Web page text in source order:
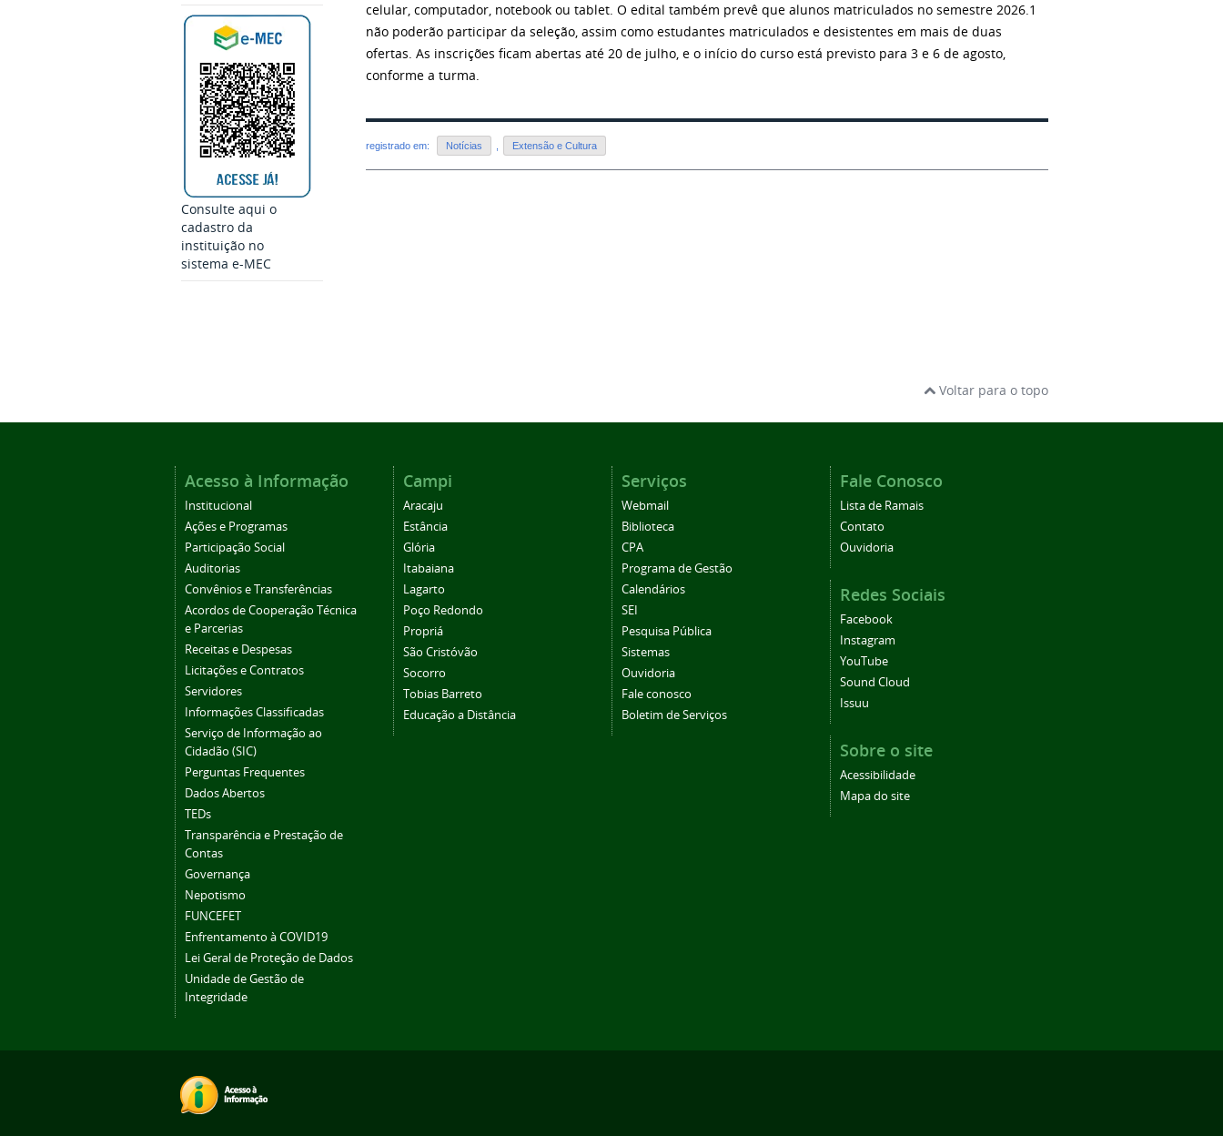
Consulte aqui o
cadastro da
instituição no
sistema e-MEC
celular, computador, notebook ou tablet. O edital também prevê que alunos matriculados no semestre 2026.1
não poderão participar da seleção, assim como estudantes matriculados e desistentes em mais de duas
ofertas. As inscrições ficam abertas até 20 de julho, e o início do curso está previsto para 3 e 6 de agosto,
conforme a turma.
registrado em: Notícias Extensão e Cultura
Voltar para o topo
Acesso à Informação
Institucional
Ações e Programas
Participação Social
Auditorias
Convênios e Transferências
Acordos de Cooperação Técnica
e Parcerias
Receitas e Despesas
Licitações e Contratos
Servidores
Informações Classificadas
Serviço de Informação ao
Cidadão (SIC)
Perguntas Frequentes
Dados Abertos
TEDs
Transparência e Prestação de
Contas
Governança
Nepotismo
FUNCEFET
Enfrentamento à COVID19
Lei Geral de Proteção de Dados
Unidade de Gestão de
Integridade
Campi
Aracaju
Estância
Glória
Itabaiana
Lagarto
Poço Redondo
Propriá
São Cristóvão
Socorro
Tobias Barreto
Educação a Distância
Serviços
Webmail
Biblioteca
CPA
Programa de Gestão
Calendários
SEI
Pesquisa Pública
Sistemas
Ouvidoria
Fale conosco
Boletim de Serviços
Fale Conosco
Lista de Ramais
Contato
Ouvidoria
Redes Sociais
Facebook
Instagram
YouTube
Sound Cloud
Issuu
Sobre o site
Acessibilidade
Mapa do site